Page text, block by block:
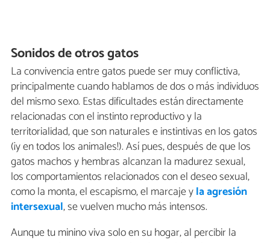
Sonidos de otros gatos
La convivencia entre gatos puede ser muy conflictiva,
principalmente cuando hablamos de dos o más individuos
del mismo sexo. Estas dificultades están directamente
relacionadas con el instinto reproductivo y la
territorialidad, que son naturales e instintivas en los gatos
(¡y en todos los animales!). Así pues, después de que los
gatos machos y hembras alcanzan la madurez sexual,
los comportamientos relacionados con el deseo sexual,
como la monta, el escapismo, el marcaje yla agresión
intersexual, se vuelven mucho más intensos.
Aunque tu minino viva solo en su hogar, al percibir la